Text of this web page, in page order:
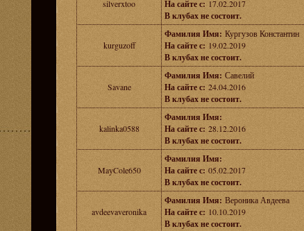
silverxtoo На сайте с: 17.02.2017
В клубах не состоит.
kurguzoff
Фамилия Имя: Кургузов Константин
На сайте с: 19.02.2019
В клубах не состоит.
Savane
Фамилия Имя: Савелий
На сайте с: 24.04.2016
В клубах не состоит.
kalinka0588
Фамилия Имя:
На сайте с: 28.12.2016
В клубах не состоит.
MayCole650
Фамилия Имя:
На сайте с: 05.02.2017
В клубах не состоит.
avdeevaveronika
Фамилия Имя: Вероника Авдеева
На сайте с: 10.10.2019
В клубах не состоит.